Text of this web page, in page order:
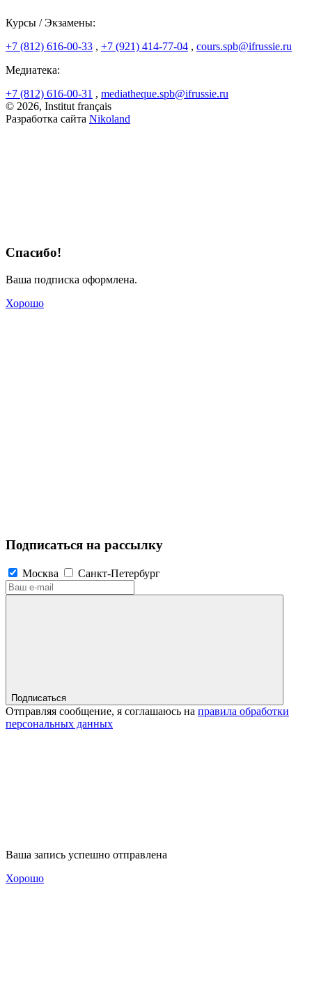
Курсы / Экзамены:
+7 (812) 616-00-33 , +7 (921) 414-77-04 , cours.spb@ifrussie.ru
Медиатека:
+7 (812) 616-00-31 , mediatheque.spb@ifrussie.ru
© 2026, Institut français
Разработка сайта Nikoland
Спасибо!
Ваша подписка оформлена.
Хорошо
Подписаться на рассылку
Москва Санкт-Петербург
Подписаться
Отправляя сообщение, я соглашаюсь на правила обработки
персональных данных
Ваша запись успешно отправлена
Хорошо